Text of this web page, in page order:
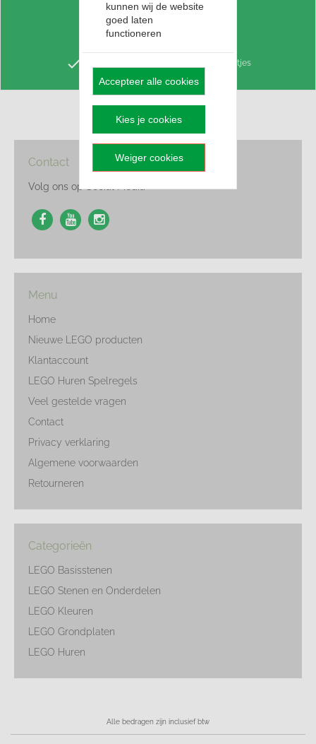
check Voordelig LEGO Huren
check Punten sparen voor korting
check Keuze uit 3,4 miljoen losse LEGO steentjes
Contact
Volg ons op Social Media
Menu
Home
Nieuwe LEGO producten
Klantaccount
LEGO Huren Spelregels
Veel gestelde vragen
Contact
Privacy verklaring
Algemene voorwaarden
Retourneren
Categorieën
LEGO Basisstenen
LEGO Stenen en Onderdelen
LEGO Kleuren
LEGO Grondplaten
LEGO Huren
Alle bedragen zijn inclusief btw
kunnen wij de website
goed laten
functioneren
Accepteer alle cookies
Kies je cookies
Weiger cookies